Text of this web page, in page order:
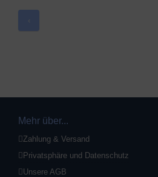
‹
Mehr über...
Zahlung & Versand
Privatsphäre und Datenschutz
Unsere AGB